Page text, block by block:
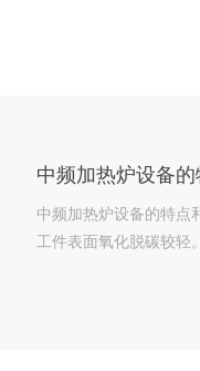
中频加热炉设备
中频加热炉设备的特
工件表面氧化脱碳较